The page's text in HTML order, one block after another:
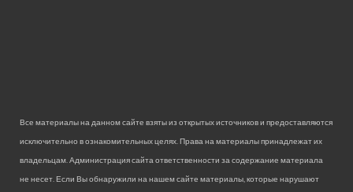
Все материалы на данном сайте взяты из открытых источников и предоставляются
исключительно в ознакомительных целях. Права на материалы принадлежат их
владельцам. Администрация сайта ответственности за содержание материала
не несет. Если Вы обнаружили на нашем сайте материалы, которые нарушают